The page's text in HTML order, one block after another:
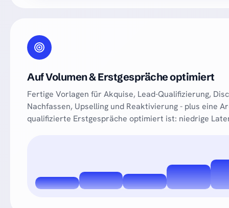
Auf Volumen & Erstgespräche optimiert
Fertige Vorlagen für Akquise, Lead-Qualifizierung,
Nachfassen, Upselling und Reaktivierung - plus eine
qualifizierte Erstgespräche optimiert ist: niedrige